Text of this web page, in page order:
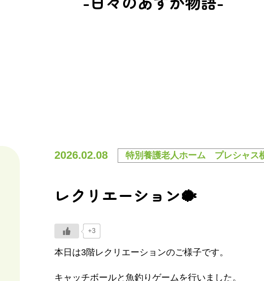
2026.02.08 特別養護老人ホーム プレシャス
レクリエーション🐡
+3
本日は3階レクリエーションのご様子です。
キャッチボールと魚釣りゲームを行いました。